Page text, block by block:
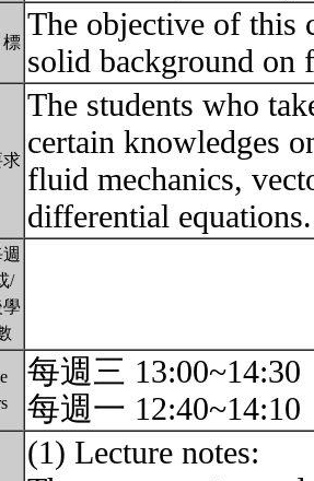
標 The objective of this
solid background on
求
The students who
certain knowledges
fluid mechanics,
differential
/
每週三 13:00~14:30
每週一 12:40~14:10
(1) Lecture notes: